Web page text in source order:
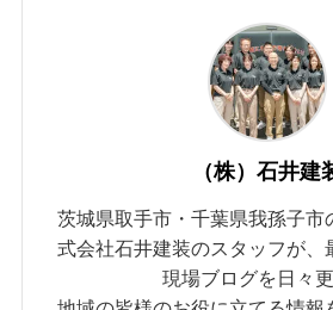
（株）石井建
茨城県取手市・千葉県我孫子市
式会社石井建装のスタッフが、
現場ブログを日々更